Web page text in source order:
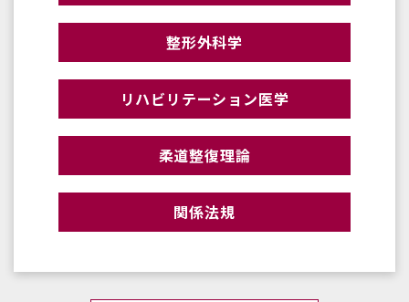
整形外科学
リハビリテーション医学
柔道整復理論
関係法規